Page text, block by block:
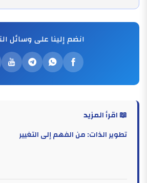
انضم إلينا على وسائل
📖 اقرأ المزيد
تطوير الذات: من الفهم إلى التغيير